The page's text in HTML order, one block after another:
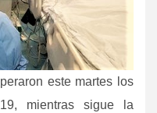
este martes los
mientras sigue la